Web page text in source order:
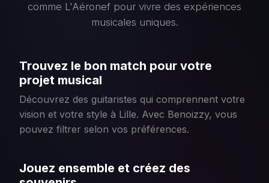
comme L'Aéronef pour vivre des expériences
musicales uniques.
Trouvez le bon match pour votre
projet musical
Découvrez des guitaristes qui comprennent votre
vision et votre style à Lille. Avec Benoizzy, vous
pouvez filtrer selon vos préférences.
Jouez ensemble et créez des